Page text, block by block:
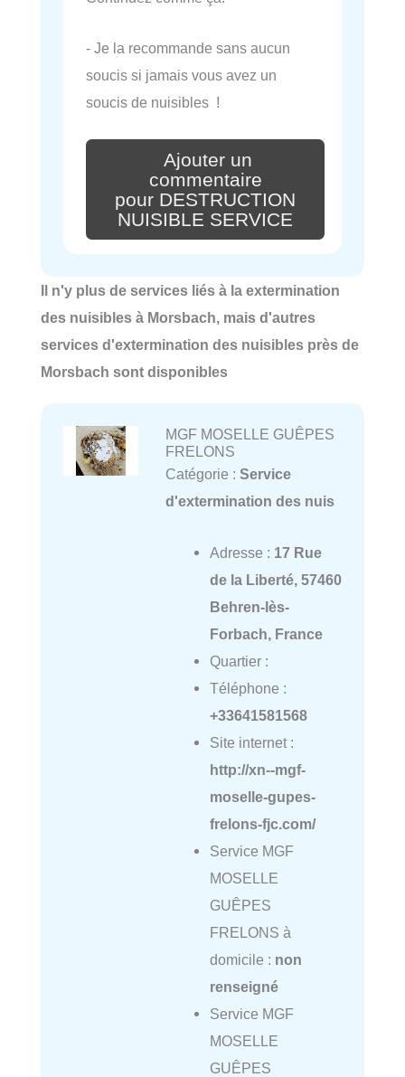
- Je la recommande sans aucun
soucis si jamais vous avez un
soucis de nuisibles !
Ajouter un
commentaire
pour DESTRUCTION
NUISIBLE SERVICE
Il n'y plus de services liés à la extermination
des nuisibles à Morsbach, mais d'autres
services d'extermination des nuisibles près de
Morsbach sont disponibles
MGF MOSELLE GUÊPES
FRELONS
Catégorie : Service
d'extermination des nuis
Adresse : 17 Rue
de la Liberté, 57460
Behren-lès-
Forbach, France
Quartier :
Téléphone :
+33641581568
Site internet :
http://xn--mgf-
moselle-gupes-
frelons-fjc.com/
Service MGF
MOSELLE
GUÊPES
FRELONS à
domicile : non
renseigné
Service MGF
MOSELLE
GUÊPES